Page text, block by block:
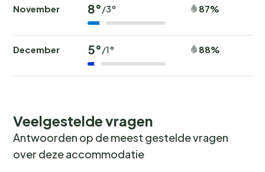
November 8°/3° 87%
December 5°/1° 88%
Veelgestelde vragen
Antwoorden op de meest gestelde vragen
over deze accommodatie